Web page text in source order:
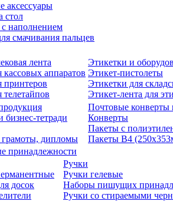
аксессуары
стол
наполнением
смачивания пальцев
лента
кассовых аппаратов
принтеров
Этикетки и
Этикет-пистолеты
Этикетки для
Этикет-лента для
бизнес-тетради
дипломы
Почтовые конверты
Конверты
Пакеты с
Пакеты В4
принадлежности
досок
Ручки
Ручки гелевые
Наборы пишущих
Ручки со стираемыми